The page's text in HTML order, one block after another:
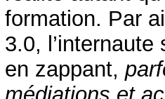
formation. Par
3.0,
en zappant,